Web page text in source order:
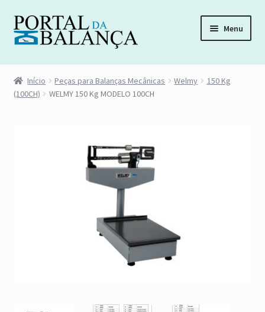
Pular
para
Pular
para
conteúdo
Menu
Início
Acompanhar Pedido
Distribuidora de Peças
Início Peças para Balanças Mecânicas Welmy
150 Kg
(100CH)
WELMY 150 Kg MODELO 100CH